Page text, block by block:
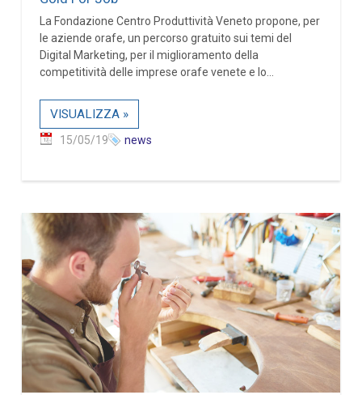
La Fondazione Centro Produttività Veneto propone, per
le aziende orafe, un percorso gratuito sui temi del
Digital Marketing, per il miglioramento della
competitività delle imprese orafe venete e lo...
VISUALIZZA »
15/05/19 news